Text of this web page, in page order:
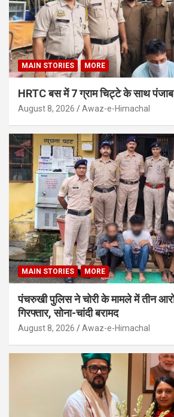
MAIN STORIES MORE
HRTC बस में 7 ग्राम चिट्टे के साथ पंजाब
August 8, 2026 Awaz-e-Himachal
MAIN STORIES MORE
पंचरुखी पुलिस ने चोरी के मामले में तीन
गिरफ्तार, सोना-चांदी बरामद
August 8, 2026 Awaz-e-Himachal